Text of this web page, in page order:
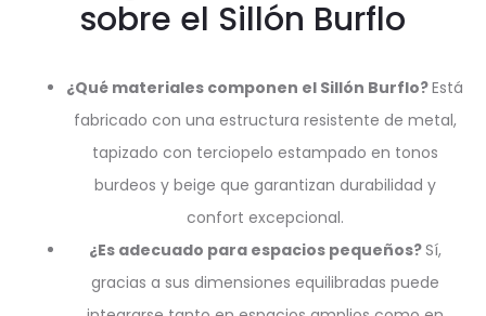
sobre el Sillón Burflo
¿Qué materiales componen el Sillón Burflo?Está
fabricado con una estructura resistente de metal,
tapizado con terciopelo estampado en tonos
burdeos y beige que garantizan durabilidad y
confort excepcional.
¿Es adecuado para espacios pequeños?Sí,
gracias a sus dimensiones equilibradas puede